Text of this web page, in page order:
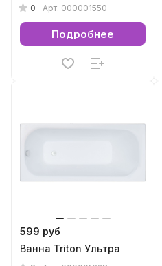
0 Арт. 000001550
Подробнее
599 руб
Ванна Triton Ультра